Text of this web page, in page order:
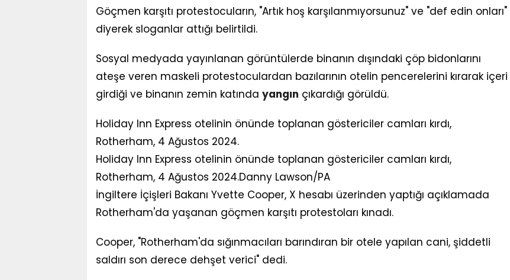
Göçmen karşıtı protestocuların, "Artık hoş karşılanmıyorsunuz" ve "def edin onları"
diyerek sloganlar attığı belirtildi.
Sosyal medyada yayınlanan görüntülerde binanın dışındaki çöp bidonlarını
ateşe veren maskeli protestoculardan bazılarının otelin pencerelerini kırarak içeri
girdiği ve binanın zemin katında yangın çıkardığı görüldü.
Holiday Inn Express otelinin önünde toplanan göstericiler camları kırdı,
Rotherham, 4 Ağustos 2024.
Holiday Inn Express otelinin önünde toplanan göstericiler camları kırdı,
Rotherham, 4 Ağustos 2024.Danny Lawson/PA
İngiltere İçişleri Bakanı Yvette Cooper, X hesabı üzerinden yaptığı açıklamada
Rotherham'da yaşanan göçmen karşıtı protestoları kınadı.
Cooper, "Rotherham'da sığınmacıları barındıran bir otele yapılan cani, şiddetli
saldırı son derece dehşet verici" dedi.